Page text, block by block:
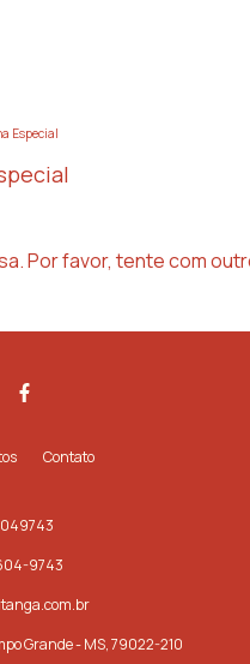
Especial
Por favor, tente com
Contato
9743
Grande - MS, 79022-210